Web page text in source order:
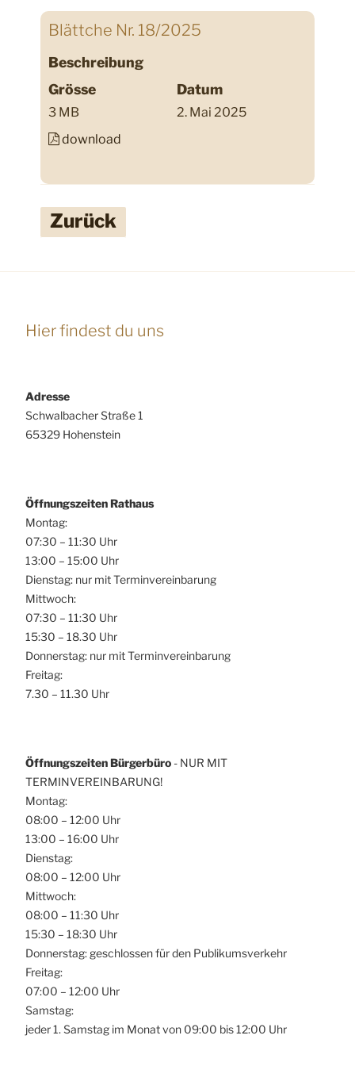
Blättche Nr. 18/2025
Beschreibung
Grösse
3 MB
Datum
2. Mai 2025
download
Zurück
Hier findest du uns
Adresse
Schwalbacher Straße 1
65329 Hohenstein
Öffnungszeiten Rathaus
Montag:
07:30 – 11:30 Uhr
13:00 – 15:00 Uhr
Dienstag: nur mit Terminvereinbarung
Mittwoch:
07:30 – 11:30 Uhr
15:30 – 18.30 Uhr
Donnerstag: nur mit Terminvereinbarung
Freitag:
7.30 – 11.30 Uhr
Öffnungszeiten Bürgerbüro - NUR MIT
TERMINVEREINBARUNG!
Montag:
08:00 – 12:00 Uhr
13:00 – 16:00 Uhr
Dienstag:
08:00 – 12:00 Uhr
Mittwoch:
08:00 – 11:30 Uhr
15:30 – 18:30 Uhr
Donnerstag: geschlossen für den Publikumsverkehr
Freitag:
07:00 – 12:00 Uhr
Samstag:
jeder 1. Samstag im Monat von 09:00 bis 12:00 Uhr